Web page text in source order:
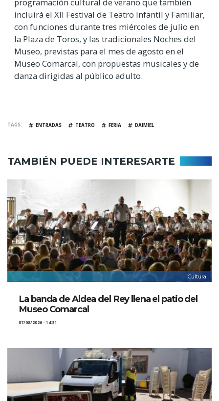
programación cultural de verano que también
incluirá el XII Festival de Teatro Infantil y Familiar,
con funciones durante tres miércoles de julio en
la Plaza de Toros, y las tradicionales Noches del
Museo, previstas para el mes de agosto en el
Museo Comarcal, con propuestas musicales y de
danza dirigidas al público adulto.
TAGS ENTRADAS TEATRO FERIA DAIMIEL
TAMBIÉN PUEDE INTERESARTE
Cultura
La banda de Aldea del Rey llena el patio del
Museo Comarcal
07/08/2026 - 14:31